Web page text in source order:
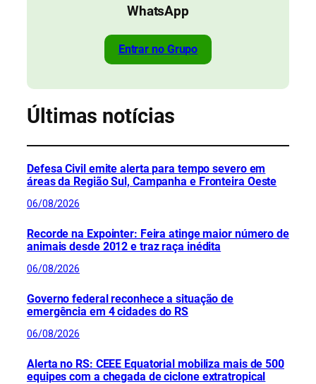
WhatsApp
Entrar no Grupo
Últimas notícias
Defesa Civil emite alerta para tempo severo em
áreas da Região Sul, Campanha e Fronteira Oeste
06/08/2026
Recorde na Expointer: Feira atinge maior número de
animais desde 2012 e traz raça inédita
06/08/2026
Governo federal reconhece a situação de
emergência em 4 cidades do RS
06/08/2026
Alerta no RS: CEEE Equatorial mobiliza mais de 500
equipes com a chegada de ciclone extratropical